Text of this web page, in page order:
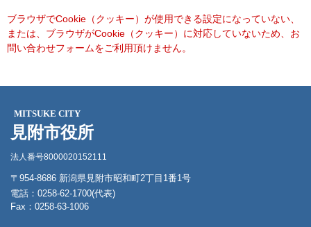
文
へ
ブラウザでCookie（クッキー）が使用できる設定になっていない、
または、ブラウザがCookie（クッキー）に対応していないため、お
問い合わせフォームをご利用頂けません。
MITSUKE CITY
見附市役所
法人番号8000020152111
〒954-8686 新潟県見附市昭和町2丁目1番1号
電話：0258-62-1700(代表)
Fax：0258-63-1006